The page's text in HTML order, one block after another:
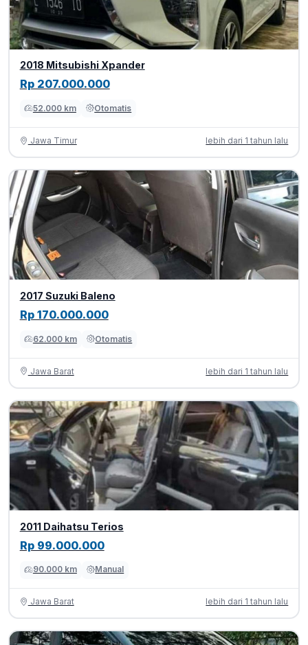
2018 Mitsubishi Xpander
Rp 207.000.000
52.000 km Otomatis
Jawa Timur lebih dari 1 tahun lalu
2017 Suzuki Baleno
Rp 170.000.000
62.000 km Otomatis
Jawa Barat lebih dari 1 tahun lalu
2011 Daihatsu Terios
Rp 99.000.000
90.000 km Manual
Jawa Barat lebih dari 1 tahun lalu